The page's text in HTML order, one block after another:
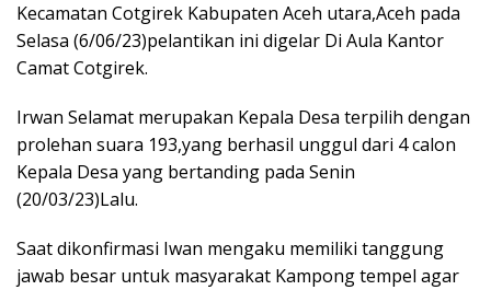
Kecamatan Cotgirek Kabupaten Aceh utara,Aceh pada
Selasa (6/06/23)pelantikan ini digelar Di Aula Kantor
Camat Cotgirek.
Irwan Selamat merupakan Kepala Desa terpilih dengan
prolehan suara 193,yang berhasil unggul dari 4 calon
Kepala Desa yang bertanding pada Senin
(20/03/23)Lalu.
Saat dikonfirmasi Iwan mengaku memiliki tanggung
jawab besar untuk masyarakat Kampong tempel agar